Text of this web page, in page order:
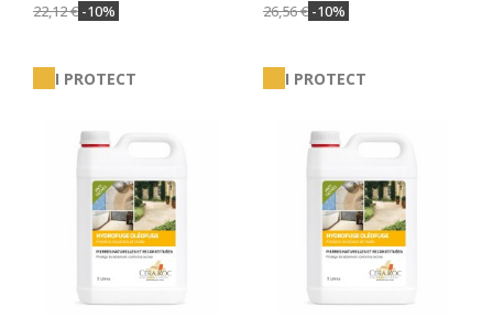
22,12 € -10% 26,56 € -10%
I PROTECT I PROTECT